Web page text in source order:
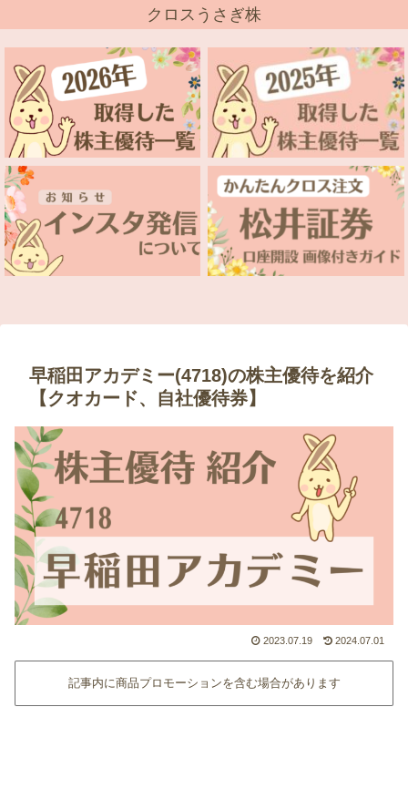
クロスうさぎ株
早稲田アカデミー(4718)の株主優待を紹介
【クオカード、自社優待券】
2023.07.19 2024.07.01
記事内に商品プロモーションを含む場合があります